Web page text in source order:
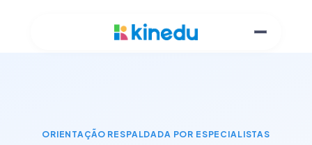
ORIENTAÇÃO RESPALDADA POR ESPECIALISTAS